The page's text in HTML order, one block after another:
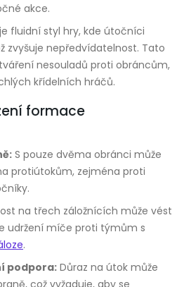
akce.
fluidní styl hry, kde útočníci
zvyšuje nepředvídatelnost. Tato
nesouladů proti obráncům,
křídelních hráčů.
formace
S pouze dvěma obránci může
protiútokům, zejména proti
na třech záložnících může vést
udržení míče proti týmům s
.
podpora: Důraz na útok může